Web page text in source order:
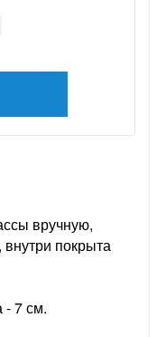
вручную,
покрыта
- 7 см.